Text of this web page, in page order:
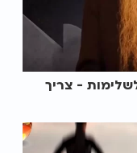
- צריך